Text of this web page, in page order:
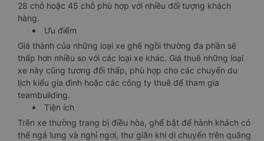
28 chỗ hoặc 45 chỗ phù hợp với nhiều đối tượng khách
hàng.
Ưu điểm
Giá thành của những loại xe ghế ngồi thường đa phần sẽ
thấp hơn nhiều so với các loại xe khác. Giá thuê những loại
xe này cũng tương đối thấp, phù hợp cho các chuyến du
lịch kiểu gia đình hoặc các công ty thuê để tham gia
teambuilding.
Tiện ích
Trên xe thường trang bị điều hòa, ghế bật để hành khách có
thể ngả lưng và nghỉ ngơi, thư giãn khi di chuyển trên quãng